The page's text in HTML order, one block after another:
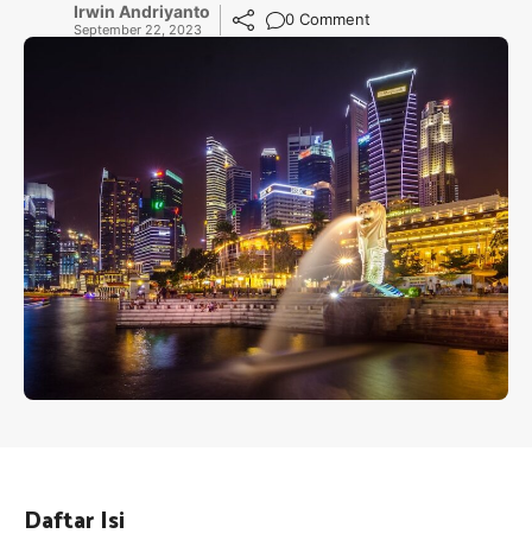
Irwin Andriyanto
September 22, 2023
0 Comment
Daftar Isi